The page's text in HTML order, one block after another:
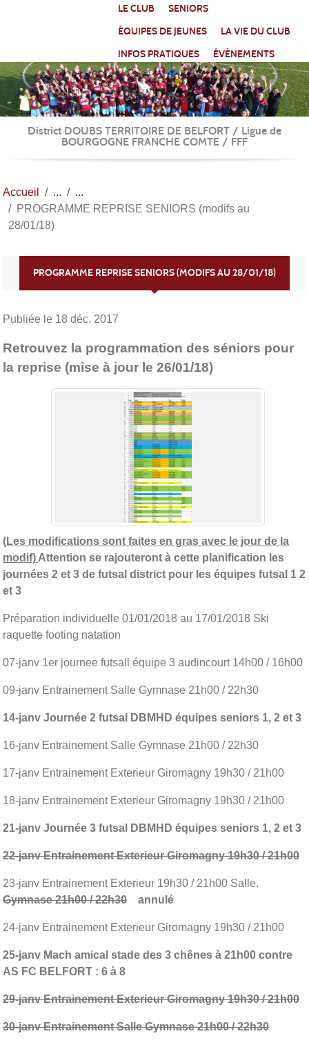
LE CLUB
SENIORS
ÉQUIPES DE JEUNES
LA VIE DU CLUB
INFOS PRATIQUES
ÉVÈNEMENTS
District DOUBS TERRITOIRE DE BELFORT / Ligue de
BOURGOGNE FRANCHE COMTE / FFF
Accueil
PROGRAMME REPRISE SENIORS (modifs au
28/01/18)
PROGRAMME REPRISE SENIORS (MODIFS AU 28/01/18)
Publiée le 18 déc. 2017
Retrouvez la programmation des séniors pour
la reprise (mise à jour le 26/01/18)
(Les modifications sont faites en gras avec le jour de la
modif) Attention se rajouteront à cette planification les
journées 2 et 3 de futsal district pour les équipes futsal 1 2
et 3
Préparation individuelle 01/01/2018 au 17/01/2018 Ski
raquette footing natation
07-janv 1er journee futsall équipe 3 audincourt 14h00 / 16h00
09-janv Entrainement Salle Gymnase 21h00 / 22h30
14-janv Journée 2 futsal DBMHD équipes seniors 1, 2 et 3
16-janv Entrainement Salle Gymnase 21h00 / 22h30
17-janv Entrainement Exterieur Giromagny 19h30 / 21h00
18-janv Entrainement Exterieur Giromagny 19h30 / 21h00
21-janv Journée 3 futsal DBMHD équipes seniors 1, 2 et 3
22-janv Entrainement Exterieur Giromagny 19h30 / 21h00
23-janv Entrainement Exterieur 19h30 / 21h00 Salle.
Gymnase 21h00 / 22h30 annulé
24-janv Entrainement Exterieur Giromagny 19h30 / 21h00
25-janv Mach amical stade des 3 chênes à 21h00 contre
AS FC BELFORT : 6 à 8
29-janv Entrainement Exterieur Giromagny 19h30 / 21h00
30-janv Entrainement Salle Gymnase 21h00 / 22h30
Panneau de gestion des cookies